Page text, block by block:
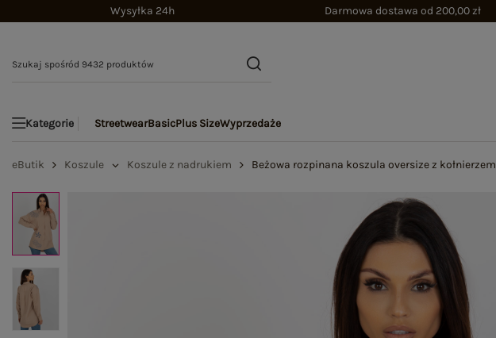
Wysyłka 24h Darmowa dostawa od 200,00 zł
Kategorie StreetwearBasicPlus SizeWyprzedaże
eButik Koszule Koszule z nadrukiem Beżowa rozpinana koszula oversize z kołnierzem